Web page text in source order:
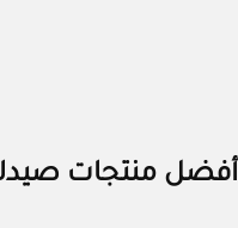
أفضل منتجات